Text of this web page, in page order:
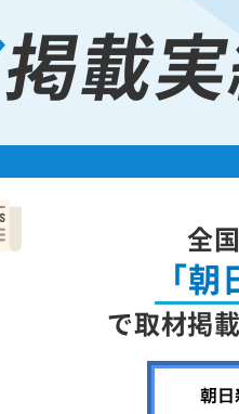
載
全
「
で取材掲